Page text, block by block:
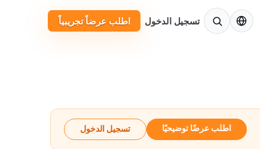
الإنجليزية
تسجيل الدخول اطلب عرضاً تجريبياً
اطلب عرضًا توضيحيًا تسجيل الدخول